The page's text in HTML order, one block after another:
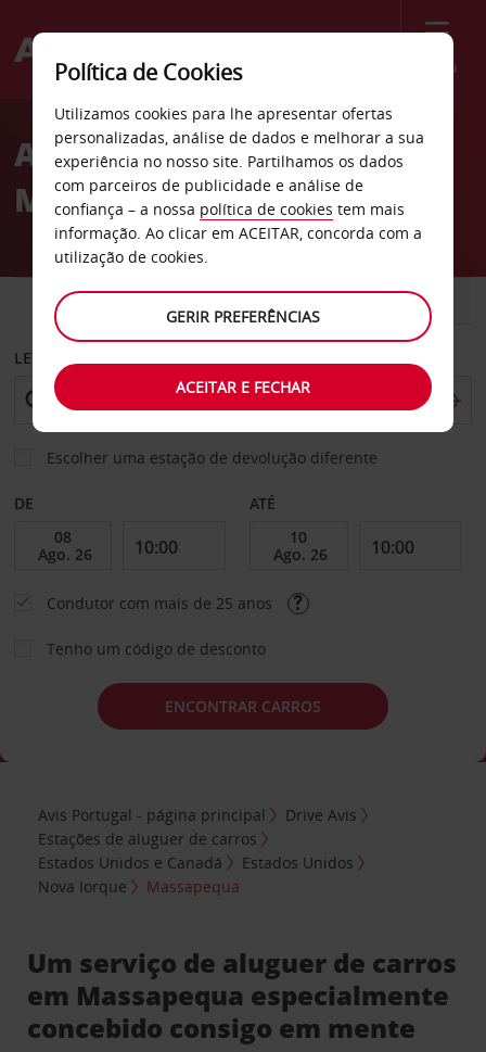
Menu
Welcome
AvisAluguer de carros
Massapequa
CARRO COMERCIAIS
LEVANTAR EM
Escolher uma estação de devolução diferente
DE ATÉ
Condutor com mais de 25 anos
Tenho um código de desconto
ENCONTRAR CARROS
Avis Portugal - página principal
Drive Avis
Estações de aluguer de carros
Estados Unidos e Canadá
Estados Unidos
Nova Iorque
Massapequa
Um serviço de aluguer de carros
em Massapequa especialmente
concebido consigo em mente
Política de Cookies
Utilizamos cookies para lhe apresentar ofertas
personalizadas, análise de dados e melhorar a sua
experiência no nosso site. Partilhamos os dados
com parceiros de publicidade e análise de
confiança – a nossa política de cookies tem mais
informação. Ao clicar em ACEITAR, concorda com a
utilização de cookies.
GERIR PREFERÊNCIAS
ACEITAR E FECHAR